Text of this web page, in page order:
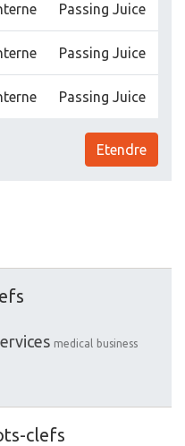
Passing Juice
Passing Juice
Passing Juice
Etendre
medical business
clefs